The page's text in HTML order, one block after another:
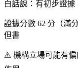
白話說：有初步證據
證據分數 62 分（
但書
⚠️ 機構立場可能有偏